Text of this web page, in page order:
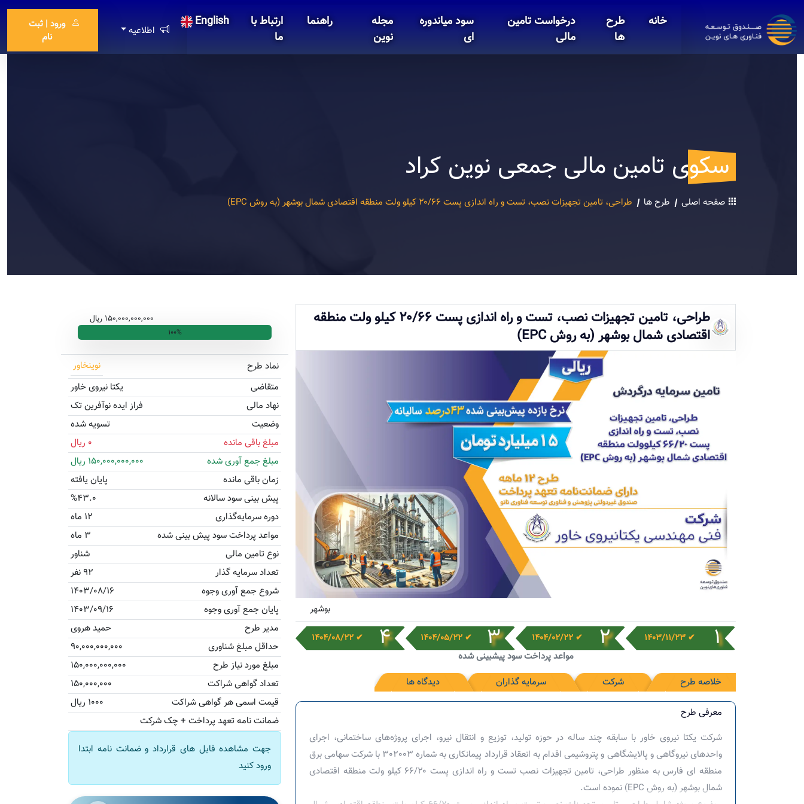
خانه
طرح
ها
درخواست تامین
مالی
سود میاندوره
ای
مجله
نوین
راهنما
ارتباط با
ما
English
اطلاعیه
ورود | ثبت
نام
سکوی تامین مالی جمعی نوین کراد
صفحه اصلی طرح ها طراحی، تامین تجهیزات نصب، تست و راه اندازی پست ۲۰/۶۶ کیلو ولت منطقه اقتصادی شمال بوشهر (به روش EPC)
طراحی، تامین تجهیزات نصب، تست و راه اندازی پست ۲۰/۶۶ کیلو ولت منطقه
اقتصادی شمال بوشهر (به روش EPC)
بوشهر
1
✔ 1403/11/23
2
✔ 1404/02/22
3
✔ 1404/05/22
4
✔ 1404/08/22
مواعد پرداخت سود پیشبینی شده
خلاصه طرح
شرکت سرمایه گذاران دیدگاه ها
معرفی طرح
شرکت یکتا نیروی خاور با سابقه چند ساله در حوزه تولید، توزیع و انتقال نیرو، اجرای پروژه‌های ساختمانی، اجرای
واحدهای نیروگاهی و پالایشگاهی و پتروشیمی اقدام به انعقاد قرارداد پیمانکاری به شماره 302003 با شرکت سهامی برق
منطقه ای فارس به منظور طراحی، تامین تجهیزات نصب تست و راه اندازی پست ۶۶/۲۰ کیلو ولت منطقه اقتصادی
شمال بوشهر (به روش EPC) نموده است.
150,000,000,000 ریال
100%
نماد طرح
نوینخاور
متقاضی
یکتا نیروی خاور
نهاد مالی
فراز ایده نوآفرین تک
وضعیت
تسویه شده
مبلغ باقی مانده
0 ریال
مبلغ جمع آوری شده
150,000,000,000 ریال
زمان باقی مانده
پایان یافته
پیش بینی سود سالانه
%43.0
دوره سرمایه‌گذاری
12 ماه
مواعد پرداخت سود پیش بینی شده
3 ماه
نوع تامین مالی
شناور
تعداد سرمایه گذار
92 نفر
شروع جمع آوری وجوه
1403/08/16
پایان جمع آوری وجوه
1403/09/16
مدیر طرح
حمید هروی
حداقل مبلغ شناوری
90,000,000,000
مبلغ مورد نیاز طرح
150,000,000,000
تعداد گواهی شراکت
150,000,000
قیمت اسمی هر گواهی شراکت
1000 ریال
ضمانت نامه تعهد پرداخت + چک شرکت
جهت مشاهده فایل های قرارداد و ضمانت نامه ابتدا
ورودکنید